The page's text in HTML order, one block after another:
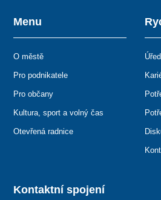
Kontaktní spojení
Menu
O městě
Pro podnikatele
Pro občany
Kultura, sport a volný čas
Otevřená radnice